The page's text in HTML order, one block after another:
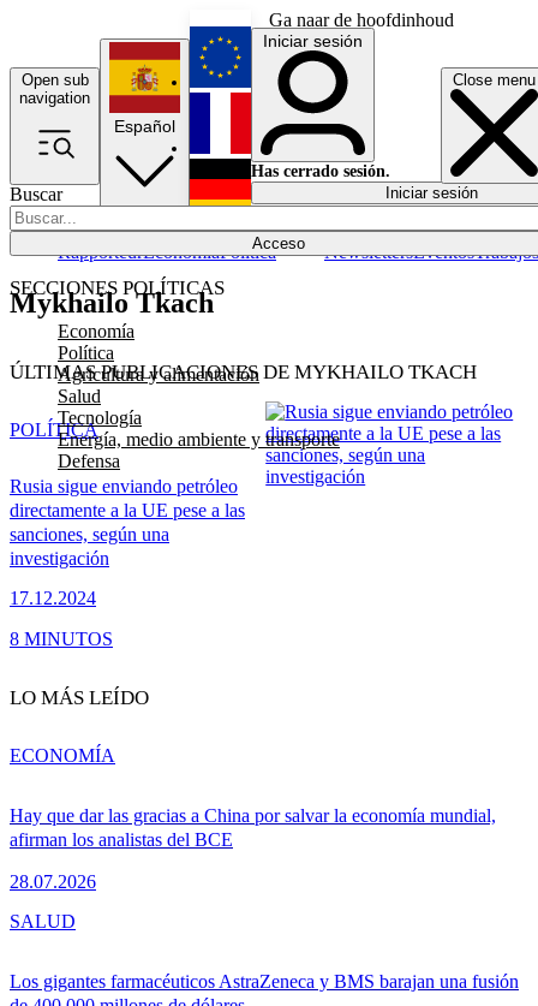
Ga naar de hoofdinhoud
Open sub
navigation
Close menu
Buscar
Acceso
SECCIONES POLÍTICAS
Economía
Política
Agricultura y alimentación
Salud
Tecnología
Energía, medio ambiente y transporte
Defensa
RapporteurEconomíaPolítica NewslettersEventosTrabajos
Español
English
Français
Iniciar sesión
Has cerrado sesión.
Iniciar sesión
Mykhailo Tkach
ÚLTIMAS PUBLICACIONES DE MYKHAILO TKACH
Rusia sigue enviando petróleo
directamente a la UE pese a las
sanciones, según una
investigación
17.12.2024
POLÍTICA
8 MINUTOS
LO MÁS LEÍDO
Hay que dar las gracias a China por salvar la economía mundial,
afirman los analistas del BCE
28.07.2026
ECONOMÍA
Los gigantes farmacéuticos AstraZeneca y BMS barajan una fusión
SALUD